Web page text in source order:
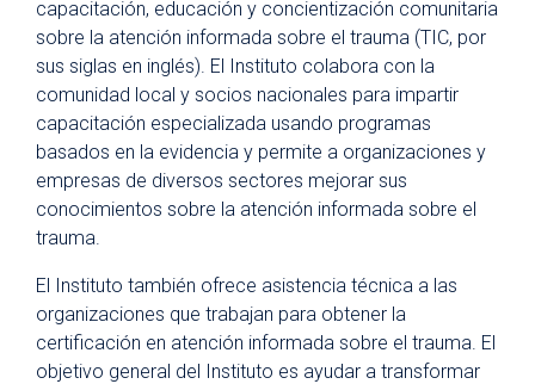
Trauma-Informed Care
Importance of Becoming Trauma-Informed
Training
Certification
South Texas TIC Consortium
Resources
Injury Prevention
capacitación, educación y concientización comunitaria
sobre la atención informada sobre el trauma (TIC, por
sus siglas en inglés). El Instituto colabora con la
comunidad local y socios nacionales para impartir
capacitación especializada usando programas
basados en la evidencia y permite a organizaciones y
empresas de diversos sectores mejorar sus
conocimientos sobre la atención informada sobre el
trauma.
El Instituto también ofrece asistencia técnica a las
organizaciones que trabajan para obtener la
certificación en atención informada sobre el trauma. El
objetivo general del Instituto es ayudar a transformar